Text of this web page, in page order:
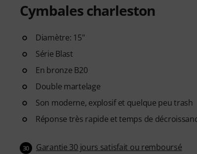
Cymbales charleston
Diamètre: 15"
Série Blast
En bronze B20
Double martelage
Son moderne, explosif et quelque peu trash
Réponse très rapide et temps de
30 Garantie 30 jours satisfait ou remboursé